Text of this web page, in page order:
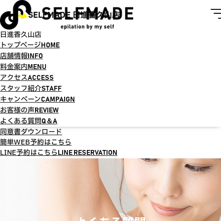
SELFMADE 日進香久山店
日進香久山店
トップページ HOME
店舗情報 INFO
料金案内 MENU
アクセスACCESS
スタッフ紹介STAFF
キャンペーンCAMPAIGN
お客様の声 REVIEW
よくある質問Q＆A
同意書ダウンロード
簡単WEB予約はこちら
LINE予約はこちら LINE RESERVATION